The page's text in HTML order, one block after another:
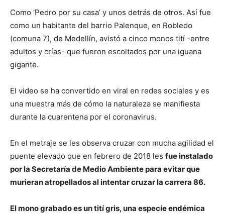
Como ‘Pedro por su casa’ y unos detrás de otros. Así fue
como un habitante del barrio Palenque, en Robledo
(comuna 7), de Medellín, avistó a cinco monos tití -entre
adultos y crías- que fueron escoltados por una iguana
gigante.
El video se ha convertido en viral en redes sociales y es
una muestra más de cómo la naturaleza se manifiesta
durante la cuarentena por el coronavirus.
En el metraje se les observa cruzar con mucha agilidad el
puente elevado que en febrero de 2018 les fue instalado
por la Secretaría de Medio Ambiente para evitar que
murieran atropellados al intentar cruzar la carrera 86.
El mono grabado es un tití gris, una especie endémica